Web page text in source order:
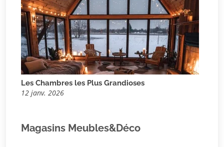
Les Chambres les Plus Grandioses
12 janv. 2026
Magasins Meubles&Déco